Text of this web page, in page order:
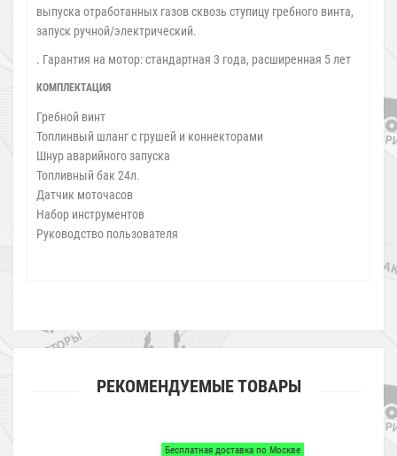
выпуска отработанных газов сквозь ступицу гребного винта,
запуск ручной/электрический.
. Гарантия на мотор: стандартная 3 года, расширенная 5 лет
КОМПЛЕКТАЦИЯ
Гребной винт
Топлинвый шланг с грушей и коннекторами
Шнур аварийного запуска
Топливный бак 24л.
Датчик моточасов
Набор инструментов
Руководство пользователя
РЕКОМЕНДУЕМЫЕ ТОВАРЫ
Бесплатная доставка по Москве